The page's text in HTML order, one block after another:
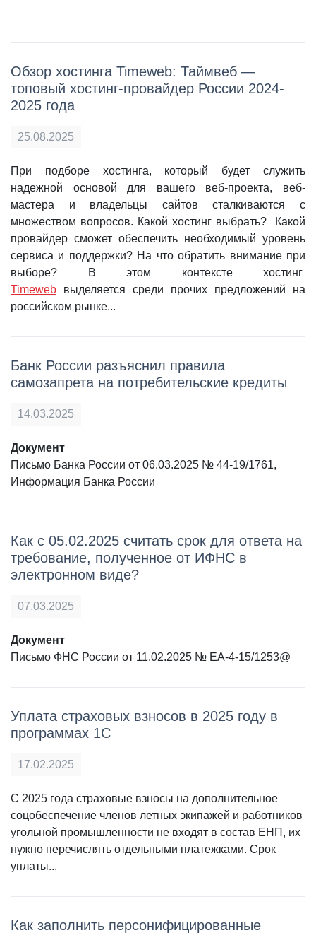
Обзор хостинга Timeweb: Таймвеб —
топовый хостинг-провайдер России 2024-
2025 года
25.08.2025
При подборе хостинга, который будет служить
надежной основой для вашего веб-проекта, веб-
мастера и владельцы сайтов сталкиваются с
множеством вопросов. Какой хостинг выбрать? Какой
провайдер сможет обеспечить необходимый уровень
сервиса и поддержки? На что обратить внимание при
выборе? В этом контексте хостинг
Timeweb выделяется среди прочих предложений на
российском рынке...
Банк России разъяснил правила
самозапрета на потребительские кредиты
14.03.2025
Документ
Письмо Банка России от 06.03.2025 № 44-19/1761,
Информация Банка России
Как с 05.02.2025 считать срок для ответа на
требование, полученное от ИФНС в
электронном виде?
07.03.2025
Документ
Письмо ФНС России от 11.02.2025 № ЕА-4-15/1253@
Уплата страховых взносов в 2025 году в
программах 1С
17.02.2025
С 2025 года страховые взносы на дополнительное
соцобеспечение членов летных экипажей и работников
угольной промышленности не входят в состав ЕНП, их
нужно перечислять отдельными платежками. Срок
уплаты...
Как заполнить персонифицированные